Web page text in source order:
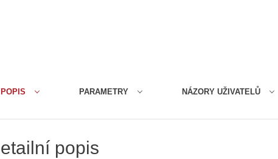
POPIS PARAMETRY NÁZORY UŽIVATELŮ
popis